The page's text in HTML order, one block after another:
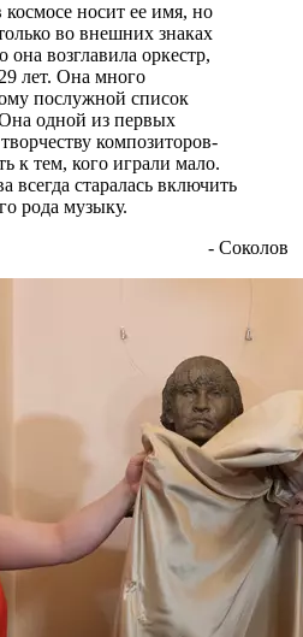
носит ее имя, но
во внешних знаках
возглавила оркестр,
лет. Она много
послужной список
одной из первых
композиторов-
к тем, кого играли мало.
всегда старалась включить
рода музыку.
- Соколов